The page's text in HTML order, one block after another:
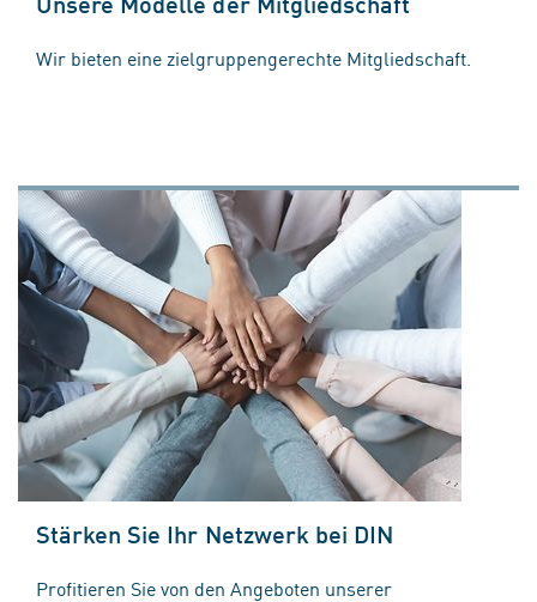
Wir bieten eine zielgruppengerechte Mitgliedschaft.
Stärken Sie Ihr Netzwerk bei DIN
Profitieren Sie von den Angeboten unserer